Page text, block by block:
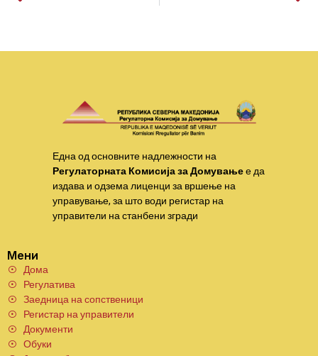
Една од основните надлежности на
Регулаторната Комисија за Домувањее да
издава и одзема лиценци за вршење на
управување, за што води регистар на
управители на станбени згради
Мени
Дома
Регулатива
Заедница на сопственици
Регистар на управители
Документи
Обуки